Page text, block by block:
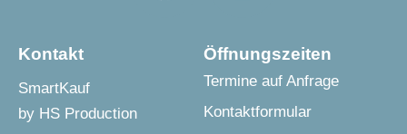
Kontakt
SmartKauf
by HS Production
Öffnungszeiten
Termine auf Anfrage
Kontaktformular